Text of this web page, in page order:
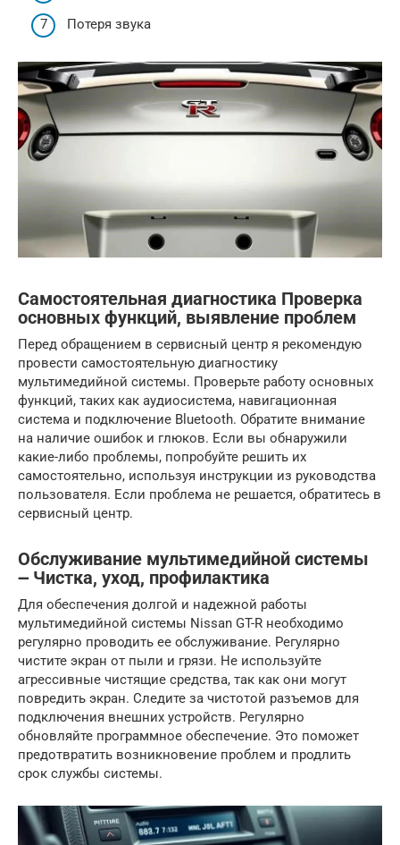
Потеря звука
Самостоятельная диагностика Проверка
основных функций, выявление проблем
Перед обращением в сервисный центр я рекомендую
провести самостоятельную диагностику
мультимедийной системы. Проверьте работу основных
функций, таких как аудиосистема, навигационная
система и подключение Bluetooth. Обратите внимание
на наличие ошибок и глюков. Если вы обнаружили
какие-либо проблемы, попробуйте решить их
самостоятельно, используя инструкции из руководства
пользователя. Если проблема не решается, обратитесь в
сервисный центр.
Обслуживание мультимедийной системы
౼ Чистка, уход, профилактика
Для обеспечения долгой и надежной работы
мультимедийной системы Nissan GT-R необходимо
регулярно проводить ее обслуживание. Регулярно
чистите экран от пыли и грязи. Не используйте
агрессивные чистящие средства, так как они могут
повредить экран. Следите за чистотой разъемов для
подключения внешних устройств. Регулярно
обновляйте программное обеспечение. Это поможет
предотвратить возникновение проблем и продлить
срок службы системы.